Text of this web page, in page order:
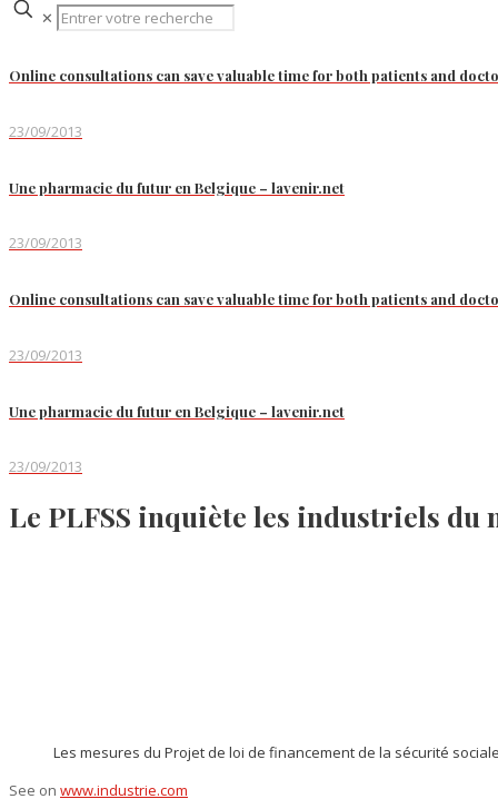
✕
Online consultations can save valuable time for both patients and
23/09/2013
Une pharmacie du futur en Belgique – lavenir.net
23/09/2013
Online consultations can save valuable time for both patients and
23/09/2013
Une pharmacie du futur en Belgique – lavenir.net
23/09/2013
Le PLFSS inquiète les industriels du
Les mesures du Projet de loi de financement de la sécurité
See on www.industrie.com